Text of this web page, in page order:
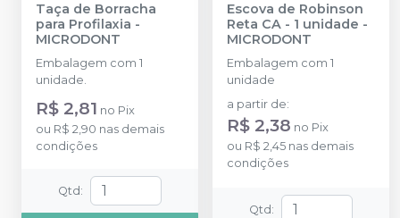
Taça de Borracha
para Profilaxia -
MICRODONT
Embalagem com 1
unidade.
R$ 2,81 no Pix
ou R$ 2,90 nas demais
condições
Qtd :
Escova de Robinson
Reta CA - 1 unidade -
MICRODONT
Embalagem com 1
unidade
a partir de:
R$ 2,38 no Pix
ou R$ 2,45 nas demais
condições
Qtd :